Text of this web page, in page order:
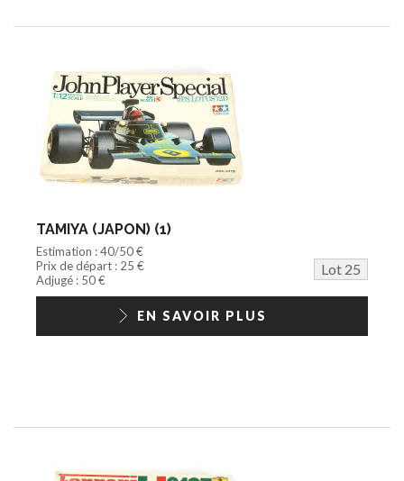
TAMIYA (JAPON) (1)
Estimation : 40/50 €
Prix de départ : 25 €
Lot 25
Adjugé : 50 €
EN SAVOIR PLUS